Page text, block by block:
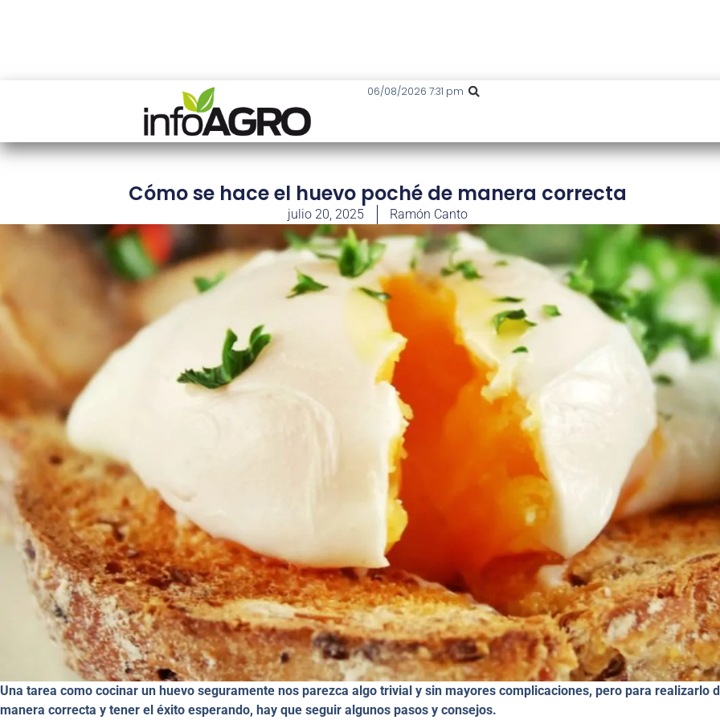
06/08/2026 7:31 pm
Cómo se hace el huevo poché de manera correcta
julio 20, 2025 Ramón Canto
Una tarea como cocinar un huevo seguramente nos parezca algo trivial y sin mayores complicaciones, pero para realizarlo
manera correcta y tener el éxito esperando, hay que seguir algunos pasos y consejos.